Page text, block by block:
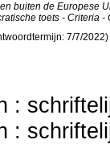
buiten de Europese
toets - Criteria -
7/7/2022)
:
: